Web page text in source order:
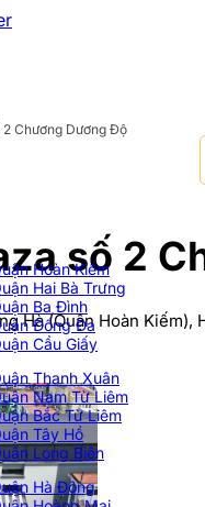
Hoàn Kiếm
Hai Bà Trưng
Ba Đình
Đống Đa
Cầu Giấy
Thanh Xuân
Nam Từ Liêm
Bắc Từ Liêm
Tây Hồ
Long Biên
Hà Đông
Chương Dương Độ
số 2
Hà (Quận Hoàn Kiếm),